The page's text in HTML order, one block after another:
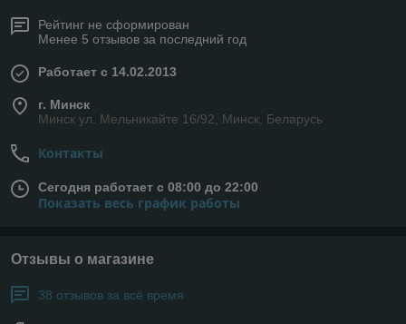
Рейтинг не сформирован
Менее 5 отзывов за последний год
Работает с 14.02.2013
г. Минск
Минск ул. Мельникайте 16/92, Минск, Беларусь
Контакты
Сегодня работает с 08:00 до 22:00
Показать весь график работы
Отзывы о магазине
38 отзывов за всё время